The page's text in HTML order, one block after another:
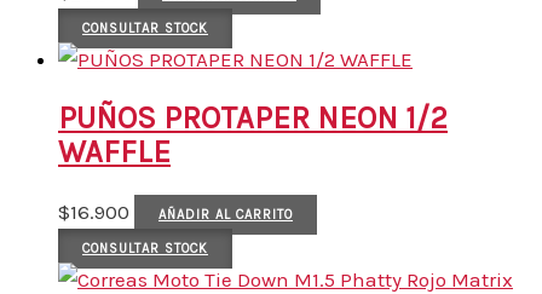
CONSULTAR STOCK
PUÑOS PROTAPER NEON 1/2
WAFFLE
$16.900 AÑADIR AL CARRITO
CONSULTAR STOCK